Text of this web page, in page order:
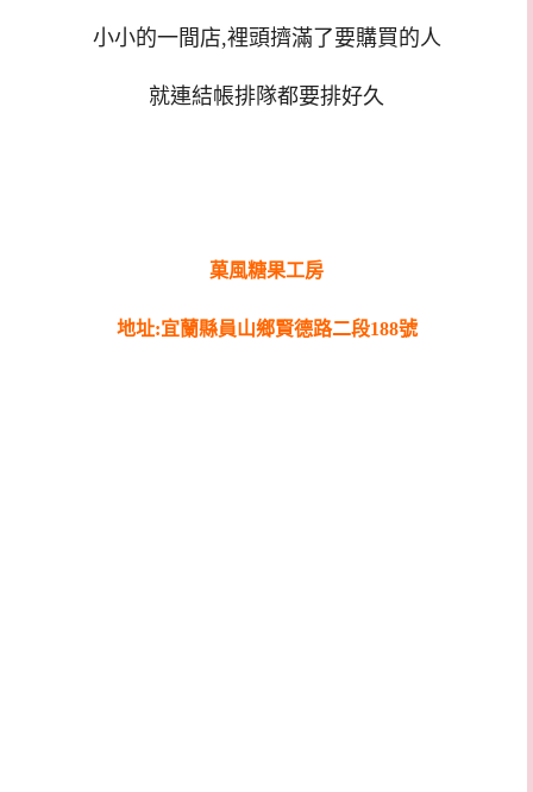
小小的一間店,裡頭擠滿了要購買的人
就連結帳排隊都要排好久
菓風糖果工房
地址:宜蘭縣員山鄉賢德路二段188號